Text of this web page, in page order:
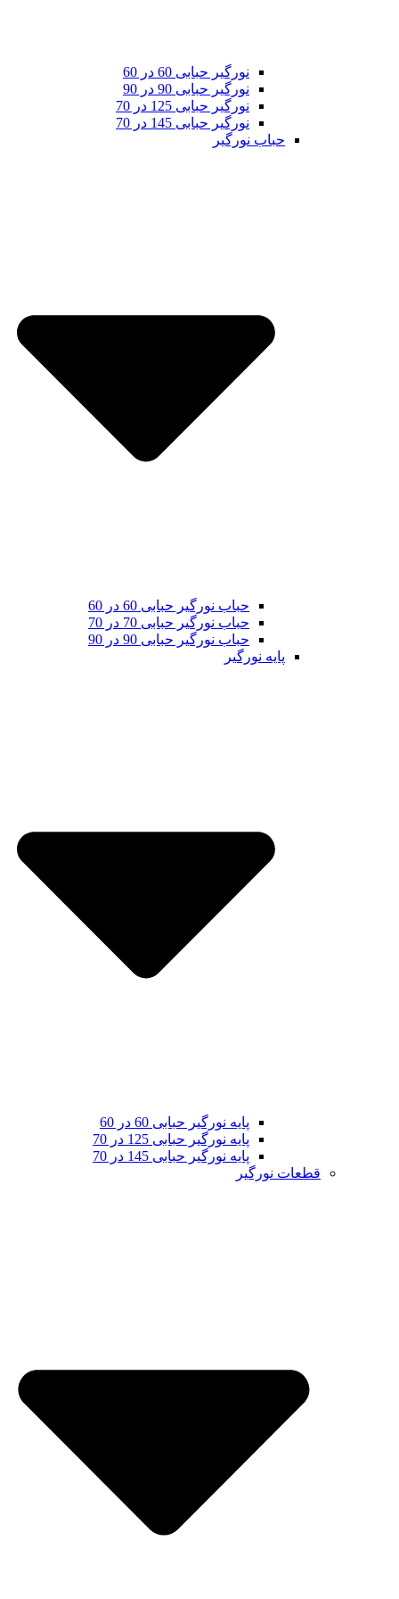
نورگیر حبابی 60 در 60
نورگیر حبابی 90 در 90
نورگیر حبابی 125 در 70
نورگیر حبابی 145 در 70
حباب نورگیر
حباب نورگیر حبابی 60 در 60
حباب نورگیر حبابی 70 در 70
حباب نورگیر حبابی 90 در 90
پایه نورگیر
پایه نورگیر حبابی 60 در 60
پایه نورگیر حبابی 125 در 70
پایه نورگیر حبابی 145 در 70
قطعات نورگیر